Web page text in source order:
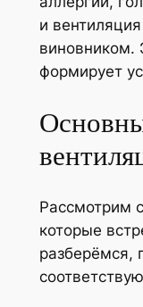
и
виновником.
формирует
Рассмотрим
которые
разберёмся,